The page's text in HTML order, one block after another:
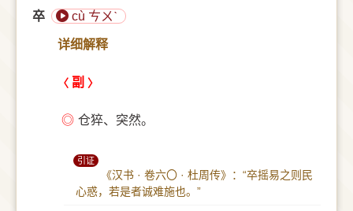
卒 cù ㄘㄨˋ
详细解释
副
◎ 仓猝、突然。
引证
《汉书 · 卷六〇 · 杜周传》：“卒摇易之则民
心惑，若是者诚难施也。”